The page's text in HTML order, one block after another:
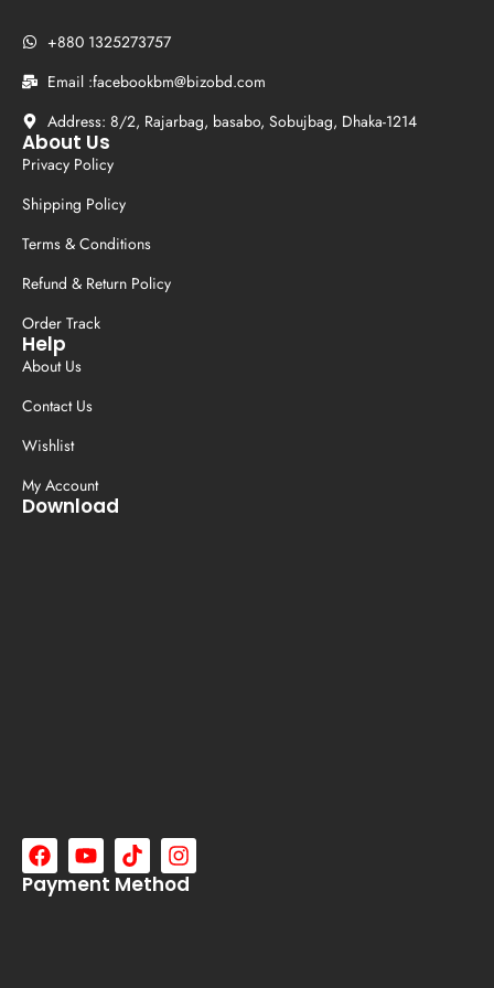
+880 1325273757
Email :facebookbm@bizobd.com
Address: 8/2, Rajarbag, basabo, Sobujbag, Dhaka-1214
About Us
Privacy Policy
Shipping Policy
Terms & Conditions
Refund & Return Policy
Order Track
Help
About Us
Contact Us
Wishlist
My Account
Download
Payment Method